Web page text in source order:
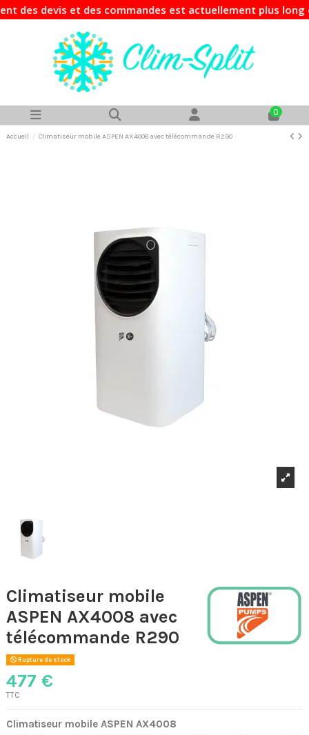
et des commandes est actuellement plus long
0
Accueil Climatiseur mobile ASPEN AX4008 avec télécommande R290
Climatiseur mobile
ASPEN AX4008 avec
télécommande R290
Rupture de stock
477 €
TTC
Climatiseur mobile ASPEN AX4008